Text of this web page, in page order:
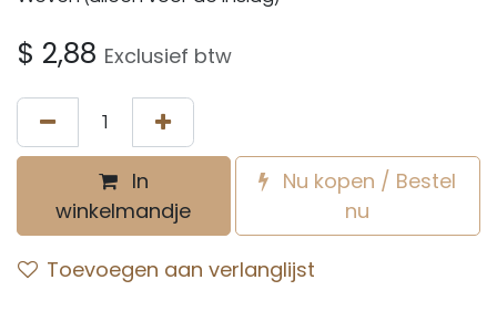
$ 2,88 Exclusief btw
In
winkelmandje
Nu kopen / Bestel
nu
Toevoegen aan verlanglijst